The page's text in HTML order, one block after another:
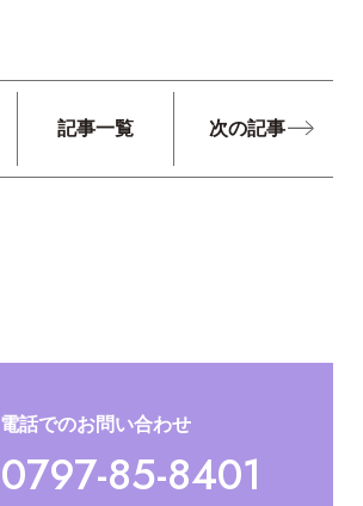
記事一覧 次の記事
電話でのお問い合わせ
0797-85-8401